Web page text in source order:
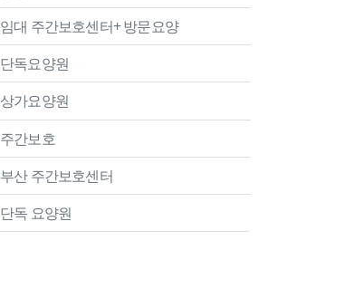
임대 주간보호센터+ 방문요양
단독요양원
상가요양원
주간보호
부산 주간보호센터
단독 요양원